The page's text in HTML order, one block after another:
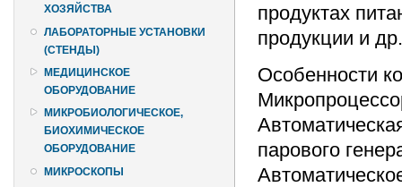
ХОЗЯЙСТВА
ЛАБОРАТОРНЫЕ УСТАНОВКИ
(СТЕНДЫ)
МЕДИЦИНСКОЕ
ОБОРУДОВАНИЕ
МИКРОБИОЛОГИЧЕСКОЕ,
БИОХИМИЧЕСКОЕ
ОБОРУДОВАНИЕ
МИКРОСКОПЫ
продуктах
продукции и др.
Особенности
парового